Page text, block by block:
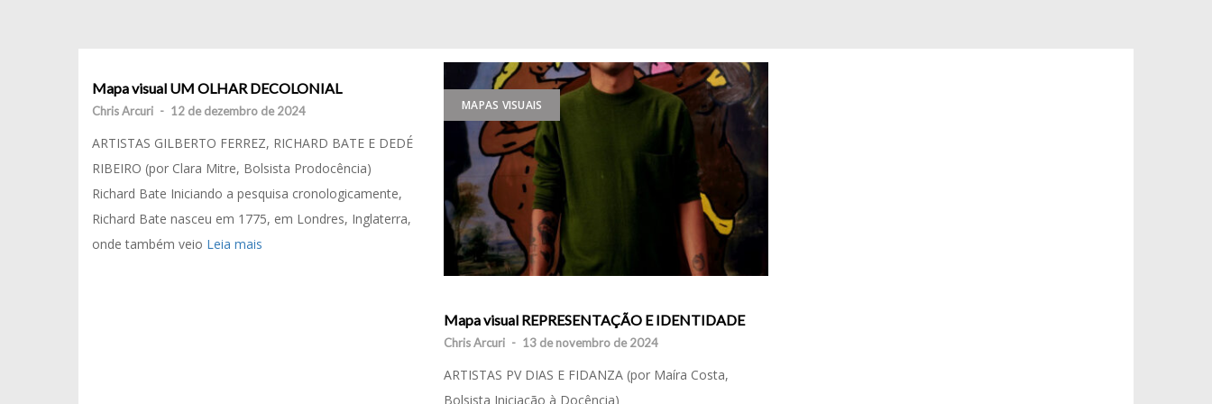
Mapa visual UM OLHAR DECOLONIAL
Chris Arcuri - 12 de dezembro de 2024
ARTISTAS GILBERTO FERREZ, RICHARD BATE E DEDÉ
RIBEIRO (por Clara Mitre, Bolsista Prodocência)
Richard Bate Iniciando a pesquisa cronologicamente,
Richard Bate nasceu em 1775, em Londres, Inglaterra,
onde também veio Leia mais
MAPAS VISUAIS
Mapa visual REPRESENTAÇÃO E IDENTIDADE
Chris Arcuri - 13 de novembro de 2024
ARTISTAS PV DIAS E FIDANZA (por Maíra Costa,
Bolsista Iniciação à Docência)